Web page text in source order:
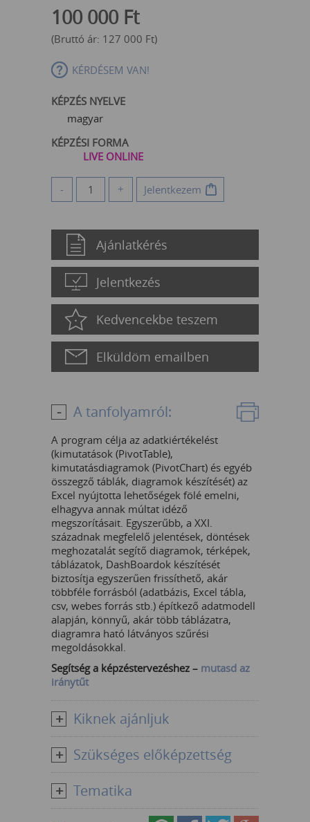
100 000 Ft
(Bruttó ár: 127 000 Ft)
KÉRDÉSEM VAN!
KÉPZÉS NYELVE
magyar
KÉPZÉSI FORMA
LIVE ONLINE
- + Jelentkezem
Ajánlatkérés
Jelentkezés
Kedvencekbe teszem
Elküldöm emailben
A tanfolyamról:
A program célja az adatkiértékelést
(kimutatások (PivotTable),
kimutatásdiagramok (PivotChart) és egyéb
összegző táblák, diagramok készítését) az
Excel nyújtotta lehetőségek fölé emelni,
elhagyva annak múltat idéző
megszorításait. Egyszerűbb, a XXI.
századnak megfelelő jelentések, döntések
meghozatalát segítő diagramok, térképek,
táblázatok, DashBoardok készítését
biztosítja egyszerűen frissíthető, akár
többféle forrásból (adatbázis, Excel tábla,
csv, webes forrás stb.) építkező adatmodell
alapján, könnyű, akár több táblázatra,
diagramra ható látványos szűrési
megoldásokkal.
Segítség a képzéstervezéshez – mutasd az
iránytűt
Kiknek ajánljuk
Szükséges előképzettség
Tematika